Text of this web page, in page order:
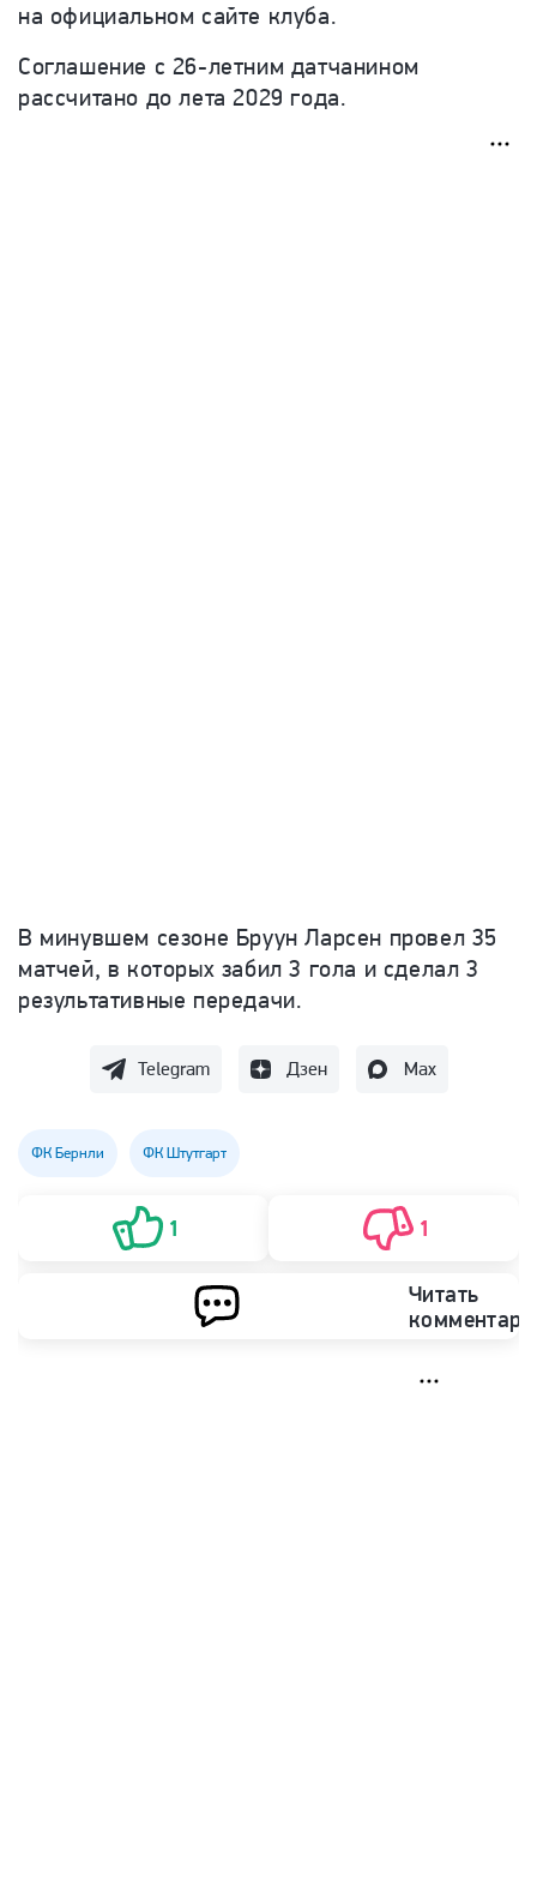
на официальном сайте клуба.
Соглашение с 26-летним датчанином
рассчитано до лета 2029 года.
В минувшем сезоне Бруун Ларсен провел 35
матчей, в которых забил 3 гола и сделал 3
результативные передачи.
Telegram Дзен Max
ФК Бернли ФК Штутгарт
1 1
Читать